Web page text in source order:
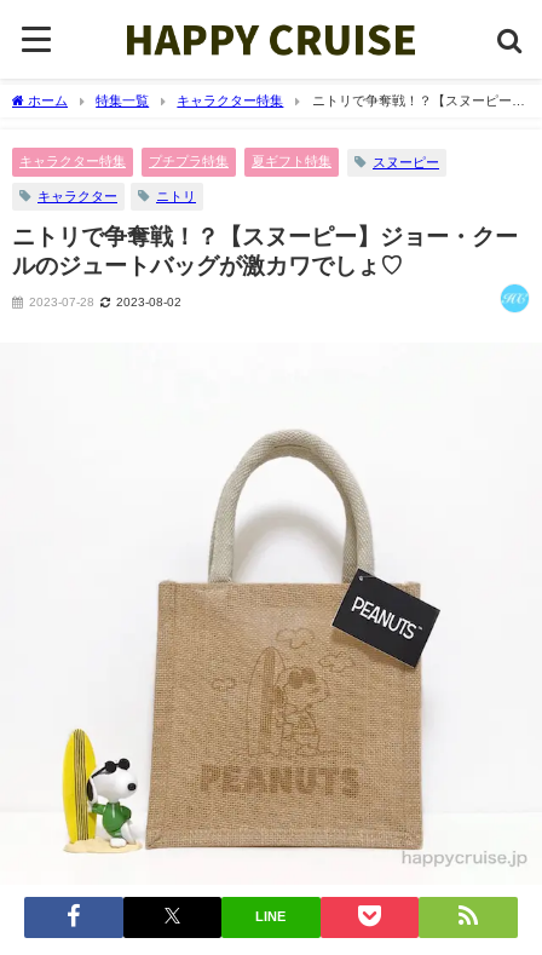
ホーム 特集一覧 キャラクター特集
ニトリで争奪戦！？【スヌーピー】
キャラクター特集 プチプラ特集 夏ギフト特集 スヌーピー
キャラクター ニトリ
ニトリで争奪戦！？【スヌーピー】ジョー・クー
ルのジュートバッグが激カワでしょ♡
2023-07-28 2023-08-02
LINE